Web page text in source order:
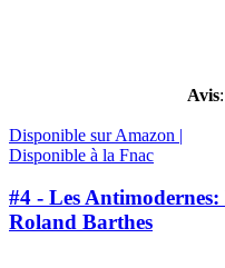
Avis:
Disponible sur Amazon |
Disponible à la Fnac
#4 - Les
Roland Barthes